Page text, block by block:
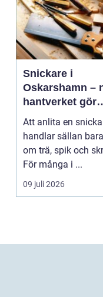
Snickare i
Oskarshamn –
hantverket gör
skillnad i
Att anlita en
handlar sällan bara
om trä, spik och
För många i ...
09 juli 2026